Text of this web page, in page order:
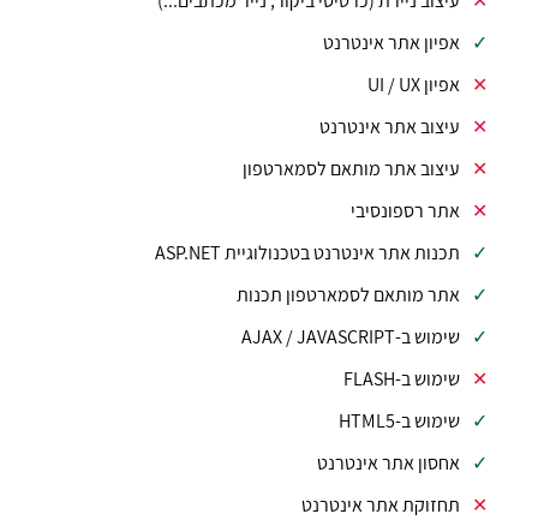
אפיון אתר אינטרנט
אפיון UI / UX
עיצוב אתר אינטרנט
עיצוב אתר מותאם לסמארטפון
אתר רספונסיבי
תכנות אתר אינטרנט בטכנולוגיית ASP.NET
אתר מותאם לסמארטפון תכנות
שימוש ב-AJAX / JAVASCRIPT
שימוש ב-FLASH
שימוש ב-HTML5
אחסון אתר אינטרנט
תחזוקת אתר אינטרנט